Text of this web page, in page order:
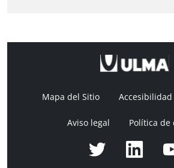
Mapa del Sitio Accesibilidad
Aviso legal Política de